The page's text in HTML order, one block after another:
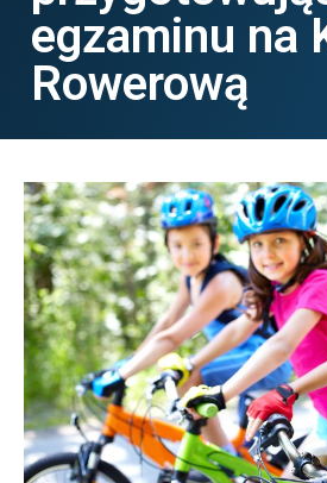
egzaminu na
Rowerową